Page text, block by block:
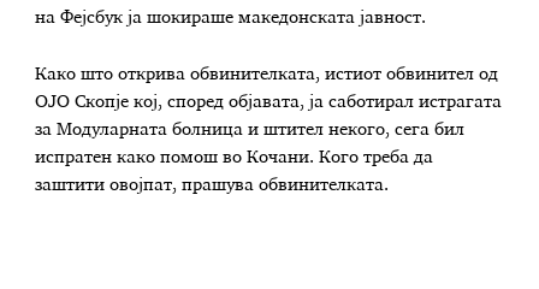
на Фејсбук ја шокираше македонската јавност.
Како што открива обвинителката, истиот обвинител од
ОЈО Скопје кој, според објавата, ја саботирал истрагата
за Модуларната болница и штител некого, сега бил
испратен како помош во Кочани. Кого треба да
заштити овојпат, прашува обвинителката.